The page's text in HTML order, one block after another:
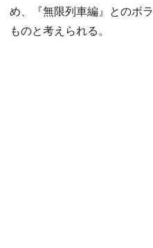
め、『無限列車編』とのボ
ものと考えられる。